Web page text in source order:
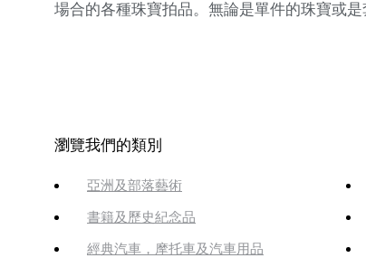
場合的各種珠寶拍品。無論是單件的珠寶或
瀏覽我們的類別
亞洲及部落藝術
書籍及歷史紀念品
經典汽車，摩托車及汽車用品